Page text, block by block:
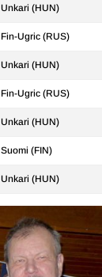
Unkari (HUN)
Fin-Ugric (RUS)
Unkari (HUN)
Fin-Ugric (RUS)
Unkari (HUN)
Suomi (FIN)
Unkari (HUN)